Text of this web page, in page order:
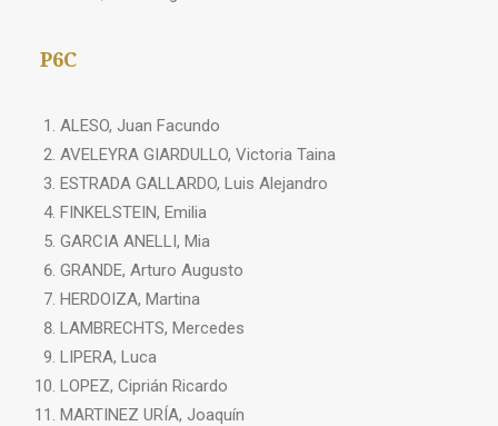
P6C
ALESO, Juan Facundo
AVELEYRA GIARDULLO, Victoria Taina
ESTRADA GALLARDO, Luis Alejandro
FINKELSTEIN, Emilia
GARCIA ANELLI, Mia
GRANDE, Arturo Augusto
HERDOIZA, Martina
LAMBRECHTS, Mercedes
LIPERA, Luca
LOPEZ, Ciprián Ricardo
MARTINEZ URÍA, Joaquín